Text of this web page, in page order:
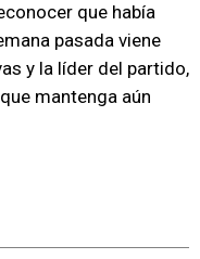
que había
pasada viene
y la líder del partido,
mantenga aún